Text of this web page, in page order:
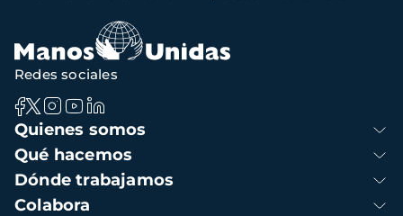
navegación
Navegación
principal
Quienes somos
Qué hacemos
Dónde trabajamos
Colabora
Redes sociales